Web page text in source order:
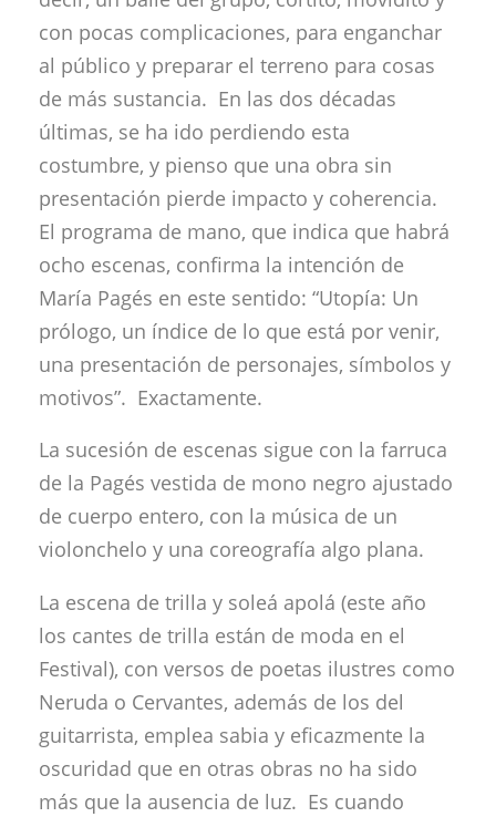
con pocas complicaciones, para enganchar
al público y preparar el terreno para cosas
de más sustancia. En las dos décadas
últimas, se ha ido perdiendo esta
costumbre, y pienso que una obra sin
presentación pierde impacto y coherencia.
El programa de mano, que indica que habrá
ocho escenas, confirma la intención de
María Pagés en este sentido: “Utopía: Un
prólogo, un índice de lo que está por venir,
una presentación de personajes, símbolos y
motivos”. Exactamente.
La sucesión de escenas sigue con la farruca
de la Pagés vestida de mono negro ajustado
de cuerpo entero, con la música de un
violonchelo y una coreografía algo plana.
La escena de trilla y soleá apolá (este año
los cantes de trilla están de moda en el
Festival), con versos de poetas ilustres como
Neruda o Cervantes, además de los del
guitarrista, emplea sabia y eficazmente la
oscuridad que en otras obras no ha sido
más que la ausencia de luz. Es cuando